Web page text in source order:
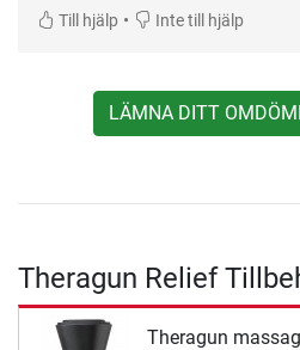
Till hjälp • Inte till hjälp
LÄMNA DITT
Theragun Relief
Theragun